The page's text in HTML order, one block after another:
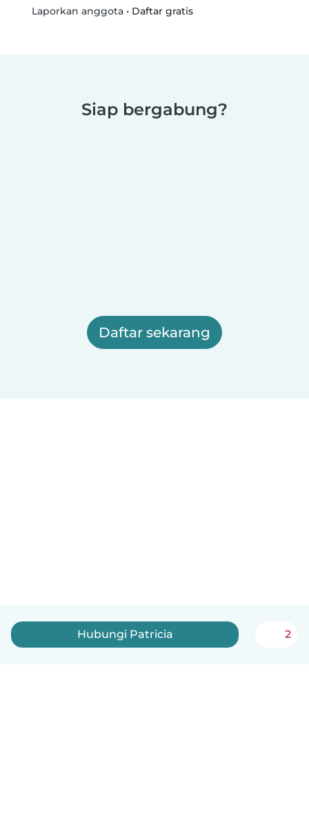
Laporkan anggota• Daftar gratis
Siap bergabung?
Daftar sekarang
Hubungi Patricia 2